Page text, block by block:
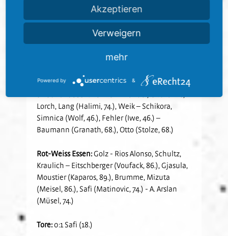
Auswärtsfahrt auf dem Programm: Am
Samstag, den 26. April, gastiert der SV
Partie im Rudolf-Harbig-Stadion startet um 14
Aufstellungen:
Lorch, Lang (Halimi, 74.), Weik – Schikora,
Simnica (Wolf, 46.), Fehler (Iwe, 46.) –
Baumann (Granath, 68.), Otto (Stolze, 68.)
Rot-Weiss Essen: Golz - Rios Alonso, Schultz,
Kraulich – Eitschberger (Voufack, 86.), Gjasula,
Moustier (Kaparos, 89.), Brumme, Mizuta
(Meisel, 86.), Safi (Matinovic, 74.) - A. Arslan
(Müsel, 74.)
Tore: 0:1 Safi (18.)
Akzeptieren
Verweigern
mehr
Powered by &